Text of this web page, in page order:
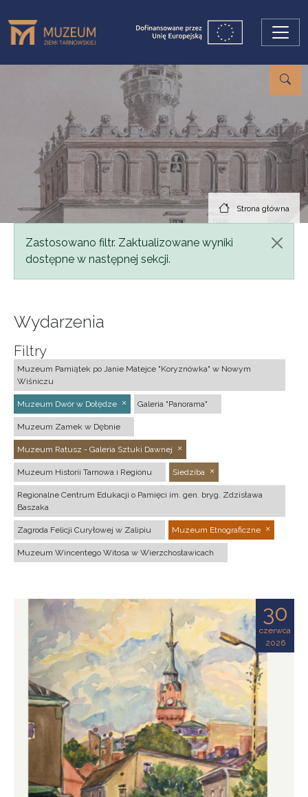
Strona główna
Komunikat
Zastosowano filtr. Zaktualizowane wyniki
dostępne w następnej sekcji.
Wydarzenia
Filtry
Muzeum Pamiątek po Janie Matejce "Koryznówka" w Nowym
Wiśniczu
Muzeum Dwór w Dołędze Galeria "Panorama"
Muzeum Zamek w Dębnie
Muzeum Ratusz - Galeria Sztuki Dawnej
Muzeum Historii Tarnowa i Regionu Siedziba
Regionalne Centrum Edukacji o Pamięci im. gen. bryg. Zdzisława
Baszaka
Zagroda Felicji Curyłowej w Zalipiu Muzeum Etnograficzne
Muzeum Wincentego Witosa w Wierzchosławicach
30
czerwca
2026